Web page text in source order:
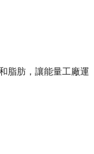
脂肪，讓能量工廠運